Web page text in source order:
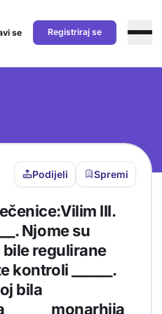
se Registriraj se
Podijeli Spremi
III.
Njome su
regulirane
kontroli ______.
bila
monarhija